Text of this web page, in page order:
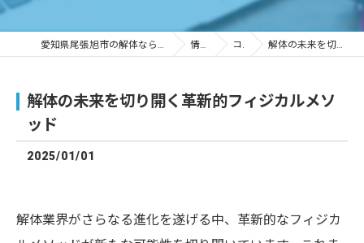
愛知県尾張旭市の解体ならMODEReNO ～原状回復・解体工事のモドリーノ～ 情報ブログ コラム 解体の未来を切り開く革新的フィジカルメソッド
解体の未来を切り開く革新的フィジカルメソ
ッド
2025/01/01
解体業界がさらなる進化を遂げる中、革新的なフィジカ